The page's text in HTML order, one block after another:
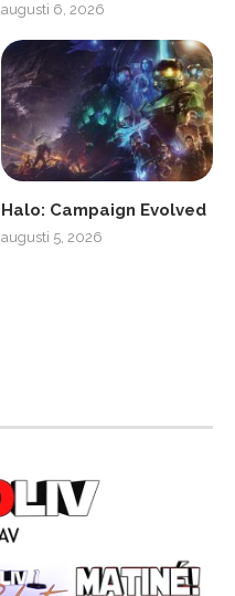
augusti 6, 2026
Halo: Campaign Evolved
augusti 5, 2026